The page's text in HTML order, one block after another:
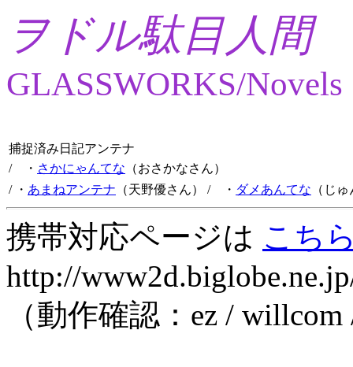
ヲドル駄目人間
GLASSWORKS/Novels
捕捉済み日記アンテナ
/ ・ さかにゃんてな （おさかなさん）
/ ・ あまねアンテナ （天野優さん） / ・ ダメあんてな （じ
携帯対応ページは こち
http://
（動作確認：ez /